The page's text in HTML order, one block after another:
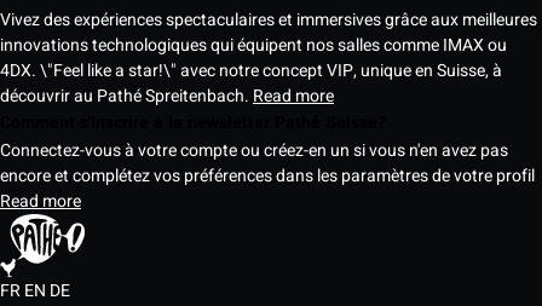
Vivez des expériences spectaculaires et immersives grâce aux meilleures
innovations technologiques qui équipent nos salles comme IMAX ou
4DX. \"Feel like a star!\" avec notre concept VIP, unique en Suisse, à
découvrir au Pathé Spreitenbach. Read more
Connectez-vous à votre compte ou créez-en un si vous n'en avez pas
encore et complétez vos préférences dans les paramètres de votre profil
Read more
FREN DE